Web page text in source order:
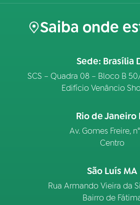
Saiba onde
Sede: Brasília
SCS – Quadra 08 – Bloco B
Edifício Venâncio
Rio de Janeiro
Av. Gomes Freire,
Centro
São Luís MA
Rua Armando Vieira da
Bairro de